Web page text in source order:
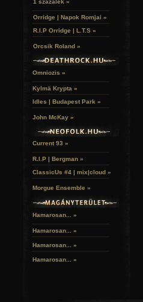
1 százalék »
Orridge | Napok Romjai »
R.I.P Orridge | L.T.S »
Orcsik Roland »
Omniozis »
Kylmä Krypta »
Idles | Budapest Park »
John McKay »
Current 93 »
R.I.P | Bergman »
ClassicUs #4 | mix|cloud »
Morgue Ensemble »
Hamarosan... »
Hamarosan... »
Hamarosan... »
Hamarosan... »